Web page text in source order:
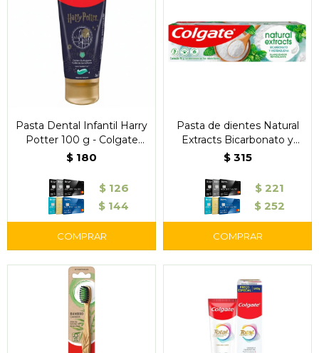
Pasta Dental Infantil Harry
Potter 100 g - Colgate
Kids
$ 180
$ 126
$ 144
Pasta de dientes Natural
Extracts Bicarbonato y
Menta - Colgate
$ 315
$ 221
$ 252